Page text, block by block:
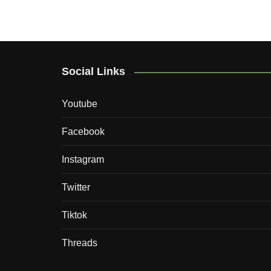
Social Links
Youtube
Facebook
Instagram
Twitter
Tiktok
Threads